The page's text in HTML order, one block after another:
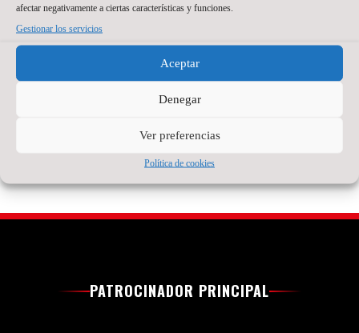
afectar negativamente a ciertas características y funciones.
Gestionar los servicios
Aceptar
Denegar
Ver preferencias
Política de cookies
su primera
experiencia en el
detrás hay ya bastante
años, llega a Zaragoza
temporadas
portero titular en
PATROCINADOR PRINCIPAL